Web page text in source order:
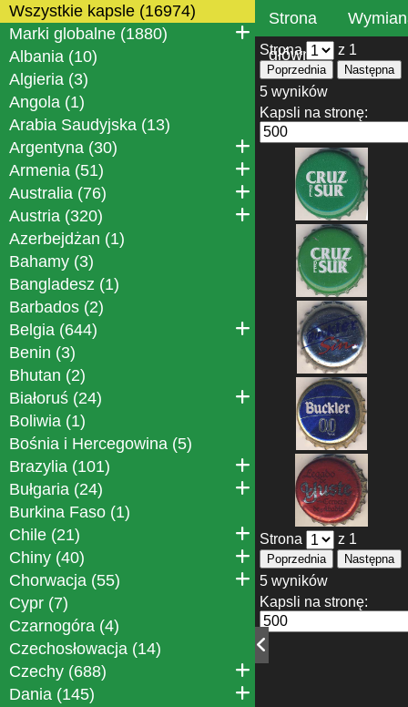
Wszystkie kapsle (16974)
Marki globalne (1880)
Albania (10)
Algieria (3)
Angola (1)
Arabia Saudyjska (13)
Argentyna (30)
Armenia (51)
Australia (76)
Austria (320)
Azerbejdżan (1)
Bahamy (3)
Bangladesz (1)
Barbados (2)
Belgia (644)
Benin (3)
Bhutan (2)
Białoruś (24)
Boliwia (1)
Bośnia i Hercegowina (5)
Brazylia (101)
Bułgaria (24)
Burkina Faso (1)
Chile (21)
Chiny (40)
Chorwacja (55)
Cypr (7)
Czarnogóra (4)
Czechosłowacja (14)
Czechy (688)
Dania (145)
Strona
główna
Strona z 1
Poprzednia Następna
5 wyników
Kapsli na stronę:
Strona z 1
Poprzednia Następna
5 wyników
Kapsli na stronę: